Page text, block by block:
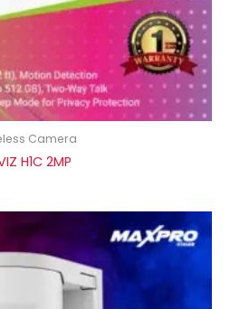
Camera
H1C 2MP